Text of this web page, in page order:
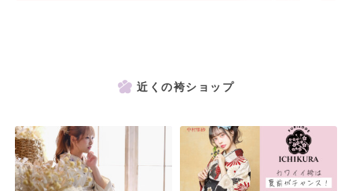
近くの袴ショップ